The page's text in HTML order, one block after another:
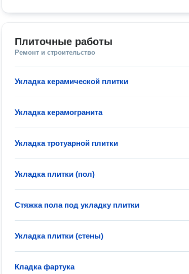
Плиточные работы
Ремонт и строительство
Укладка керамической плитки
Укладка керамогранита
Укладка тротуарной плитки
Укладка плитки (пол)
Стяжка пола под укладку плитки
Укладка плитки (стены)
Кладка фартука